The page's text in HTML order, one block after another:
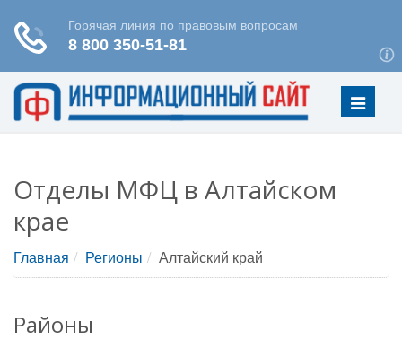
Меню
Отделы МФЦ в Алтайском
крае
Главная Регионы Алтайский край
Районы